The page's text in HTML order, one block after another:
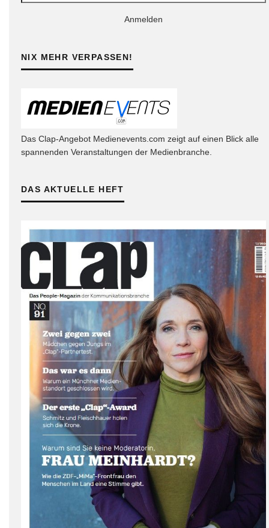
Anmelden
NIX MEHR VERPASSEN!
Das Clap-Angebot Medienevents.com zeigt auf einen Blick alle
spannenden Veranstaltungen der Medienbranche.
DAS AKTUELLE HEFT